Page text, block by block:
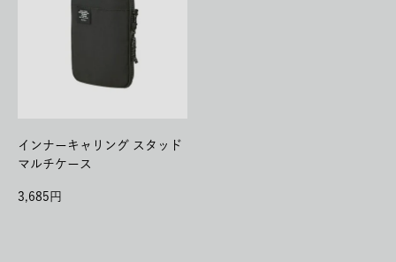
インナーキャリング スタッド
マルチケース
3,685